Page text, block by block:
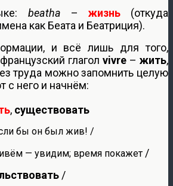
beatha – жизнь(откуда
как Беата и Беатриция).
и всё лишь для того,
глагол vivre – жить,
труда можно запомнить целую
с него и начнём:
, существовать
бы он был жив! /
— увидим; время покажет /
/